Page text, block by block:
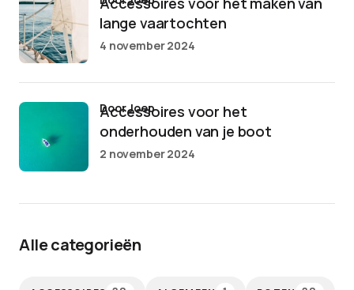
lange vaartochten
4 november 2024
Accessoires voor het
onderhouden van je boot
door Joep
2 november 2024
Alle categorieën